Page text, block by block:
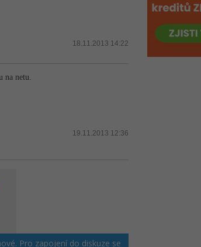
18.11.2013 14:22
na netu.
19.11.2013 12:36
Pro zapojení do diskuze se